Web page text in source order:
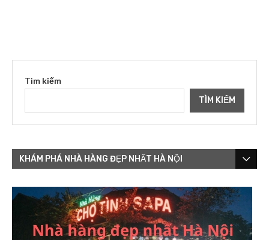
Tìm kiếm
TÌM KIẾM
KHÁM PHÁ NHÀ HÀNG ĐẸP NHẤT HÀ NỘI